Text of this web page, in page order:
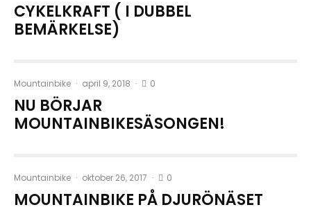
CYKELKRAFT ( I DUBBEL
BEMÄRKELSE)
Mountainbike · april 9, 2018 · 0
NU BÖRJAR
MOUNTAINBIKESÄSONGEN!
Mountainbike · oktober 26, 2017 · 0
MOUNTAINBIKE PÅ DJURÖNÄSET